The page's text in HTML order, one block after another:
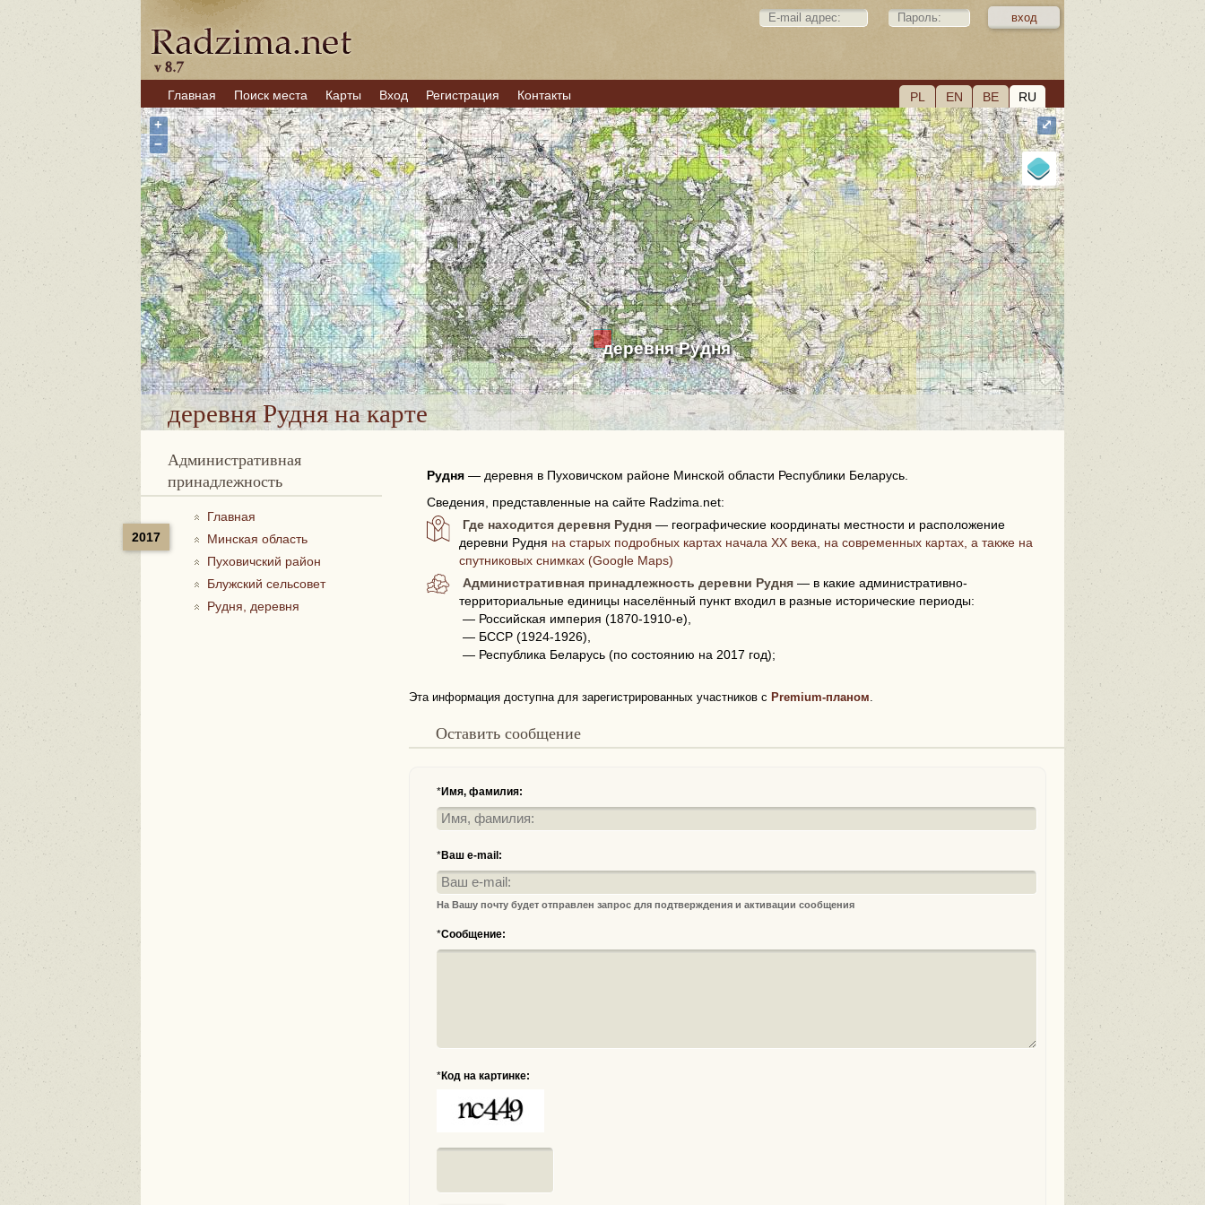
PL EN BE RU
Главная Поиск места Карты Вход Регистрация Контакты
деревня Рудня
+
−
⤢
деревня Рудняна карте
Административная
принадлежность
2017
Главная
Минская область
Пуховичский район
Блужский сельсовет
Рудня, деревня
Рудня— деревня в Пуховичском районе Минской области Республики Беларусь.
Сведения, представленные на сайте Radzima.net:
Где находится деревня Рудня — географические координаты местности и расположение
деревни Рудня на старых подробных картах начала XX века, на современных картах, а также на
спутниковых снимках (Google Maps)
Административная принадлежность деревни Рудня — в какие административно-
территориальные единицы населённый пункт входил в разные исторические периоды:
— Российская империя (1870-1910-е),
— БССР (1924-1926),
— Республика Беларусь (по состоянию на 2017 год);
Эта информация доступна для зарегистрированных участников с Premium-планом.
Оставить сообщение
*Имя, фамилия:
*Ваш e-mail:
На Вашу почту будет отправлен запрос для подтверждения и активации сообщения
*Сообщение:
*Код на картинке: